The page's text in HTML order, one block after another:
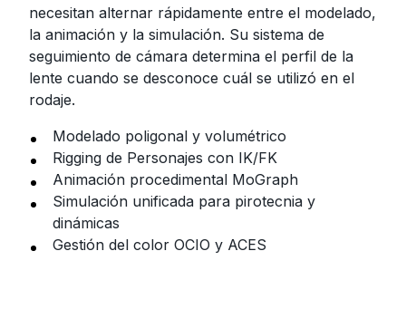
necesitan alternar rápidamente entre el modelado,
la animación y la simulación. Su sistema de
seguimiento de cámara determina el perfil de la
lente cuando se desconoce cuál se utilizó en el
rodaje.
Modelado poligonal y volumétrico
Rigging de Personajes con IK/FK
Animación procedimental MoGraph
Simulación unificada para pirotecnia y
dinámicas
Gestión del color OCIO y ACES